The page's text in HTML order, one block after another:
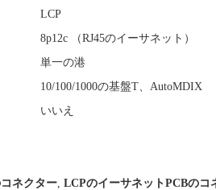
LCP
8p12c （RJ45のイーサネット）
単一の港
10/100/1000の基盤T、AutoMDIX
いいえ
ネクター, LCPのイーサネットPCBのコ